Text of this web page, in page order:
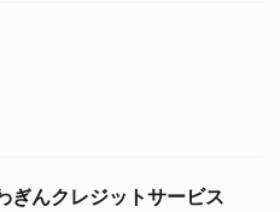
ぎんクレジットサービス